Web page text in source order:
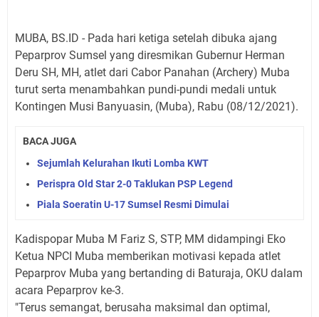
MUBA, BS.ID - Pada hari ketiga setelah dibuka ajang
Peparprov Sumsel yang diresmikan Gubernur Herman
Deru SH, MH, atlet dari Cabor Panahan (Archery) Muba
turut serta menambahkan pundi-pundi medali untuk
Kontingen Musi Banyuasin, (Muba), Rabu (08/12/2021).
BACA JUGA
Sejumlah Kelurahan Ikuti Lomba KWT
Perispra Old Star 2-0 Taklukan PSP Legend
Piala Soeratin U-17 Sumsel Resmi Dimulai
Kadispopar Muba M Fariz S, STP, MM didampingi Eko
Ketua NPCI Muba memberikan motivasi kepada atlet
Peparprov Muba yang bertanding di Baturaja, OKU dalam
acara Peparprov ke-3.
"Terus semangat, berusaha maksimal dan optimal,